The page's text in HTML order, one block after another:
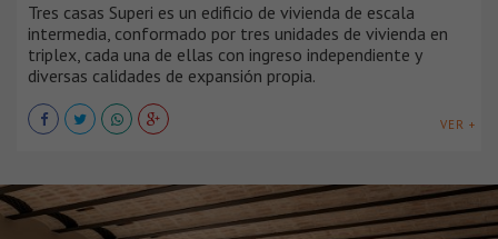
Tres casas Superi es un edificio de vivienda de escala
intermedia, conformado por tres unidades de vivienda en
triplex, cada una de ellas con ingreso independiente y
diversas calidades de expansión propia.
VER +